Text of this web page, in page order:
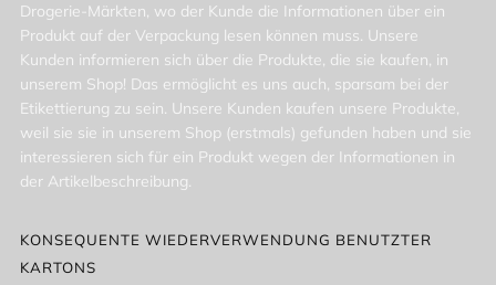
Drogerie-Märkten, wo der Kunde die Informationen über ein
Produkt auf der Verpackung lesen können muss. Unsere
Kunden informieren sich über die Produkte, die sie kaufen, in
unserem Shop! Das ermöglicht es uns auch, sparsam bei der
Etikettierung zu sein. Unsere Kunden kaufen unsere Produkte,
weil sie sie in unserem Shop (erstmals) gefunden haben und sie
interessieren sich für ein Produkt wegen der Informationen in
der Artikelbeschreibung.
KONSEQUENTE WIEDERVERWENDUNG BENUTZTER
KARTONS